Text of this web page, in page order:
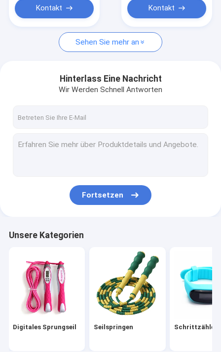
Neuigkeiten
Bitte um ein Angebot
Seilspringen
Schrittzähler
Sportwasserflasche
Diffusor für ätherische Öle
Freizeit-Elektronische Serie
Kontakt Kontakt
Sehen Sie mehr an
Hinterlass Eine Nachricht
Wir Werden Schnell Antworten
Fortsetzen
Unsere Kategorien
Digitales Sprungseil Seilspringen Schrittzähler